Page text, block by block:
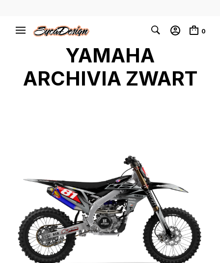
0
YAMAHA
ARCHIVIA ZWART